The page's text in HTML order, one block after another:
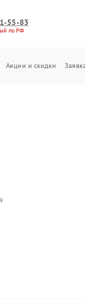
55-83
по РФ
Акции и скидки